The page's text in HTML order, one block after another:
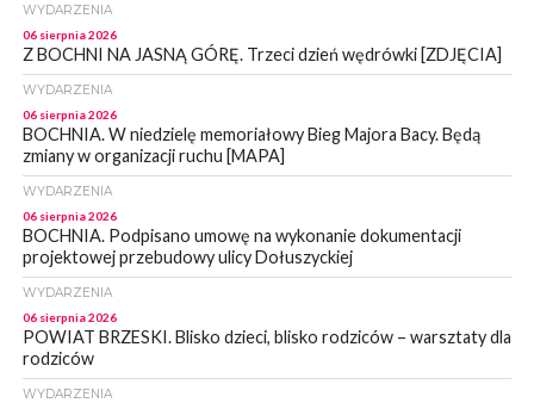
WYDARZENIA
06 sierpnia 2026
Z BOCHNI NA JASNĄ GÓRĘ. Trzeci dzień wędrówki [ZDJĘCIA]
WYDARZENIA
06 sierpnia 2026
BOCHNIA. W niedzielę memoriałowy Bieg Majora Bacy. Będą
zmiany w organizacji ruchu [MAPA]
WYDARZENIA
06 sierpnia 2026
BOCHNIA. Podpisano umowę na wykonanie dokumentacji
projektowej przebudowy ulicy Dołuszyckiej
WYDARZENIA
06 sierpnia 2026
POWIAT BRZESKI. Blisko dzieci, blisko rodziców – warsztaty dla
rodziców
WYDARZENIA